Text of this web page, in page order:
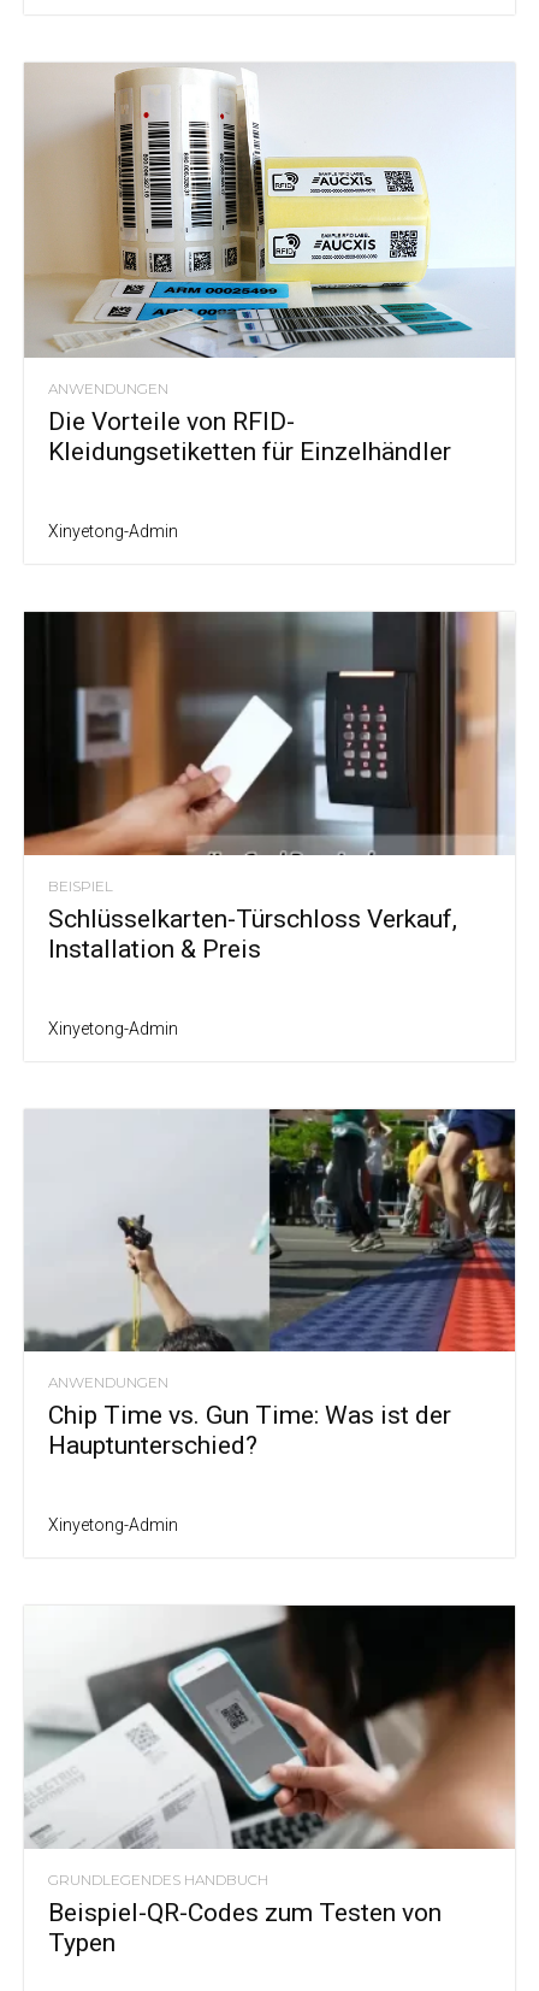
ANWENDUNGEN
Die Vorteile von RFID-
Kleidungsetiketten für Einzelhändler
Xinyetong-Admin
BEISPIEL
Schlüsselkarten-Türschloss Verkauf,
Installation & Preis
Xinyetong-Admin
ANWENDUNGEN
Chip Time vs. Gun Time: Was ist der
Hauptunterschied?
Xinyetong-Admin
GRUNDLEGENDES HANDBUCH
Beispiel-QR-Codes zum Testen von
Typen